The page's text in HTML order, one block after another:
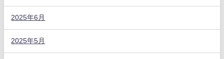
2025年6月
2025年5月